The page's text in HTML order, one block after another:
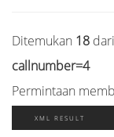
Ditemukan 18
callnumber=4
Permintaan
XML RESULT